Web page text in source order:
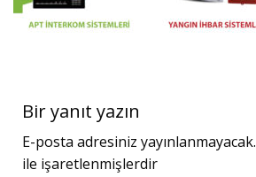
Bir yanıt yazın
E-posta adresiniz yayınlanmayacak.
ile işaretlenmişlerdir